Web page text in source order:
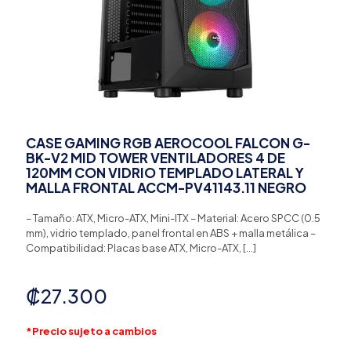
CASE GAMING RGB AEROCOOL FALCON G-
BK-V2 MID TOWER VENTILADORES 4 DE
120MM CON VIDRIO TEMPLADO LATERAL Y
MALLA FRONTAL ACCM-PV41143.11 NEGRO
– Tamaño: ATX, Micro-ATX, Mini-ITX – Material: Acero SPCC (0.5
mm), vidrio templado, panel frontal en ABS + malla metálica –
Compatibilidad: Placas base ATX, Micro-ATX, […]
₡27.300
*Precio sujeto a cambios